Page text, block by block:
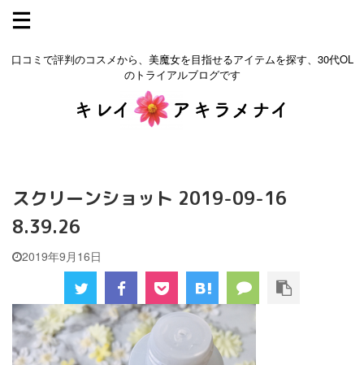
口コミで評判のコスメから、美魔女を目指せるアイテムを探す、30代OL
のトライアルブログです
スクリーンショット 2019-09-16
8.39.26
2019年9月16日